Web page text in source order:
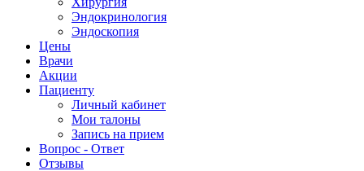
Эндокринология
Эндоскопия
Цены
Врачи
Акции
Пациенту
Личный кабинет
Мои талоны
Запись на прием
Вопрос - Ответ
Отзывы